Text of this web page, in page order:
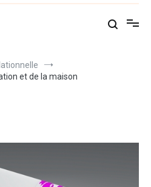
et de la maison